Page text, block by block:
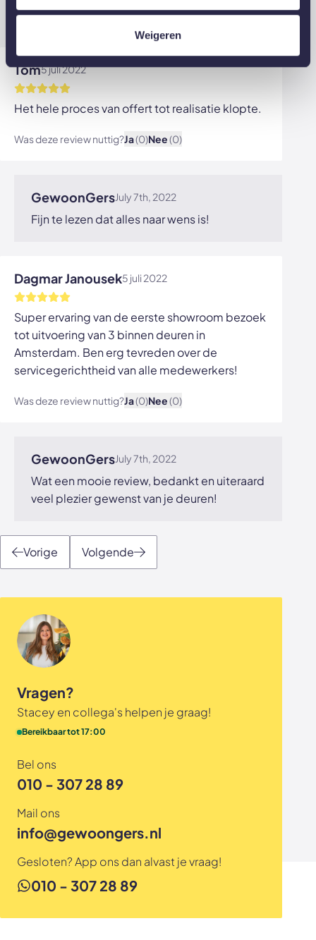
Weigeren
Geniet van je deur!
Tom5 juli 2022
Het hele proces van offert tot realisatie klopte.
Was deze review nuttig?Ja(0)Nee(0)
GewoonGersJuly 7th, 2022
Fijn te lezen dat alles naar wens is!
Dagmar Janousek5 juli 2022
Super ervaring van de eerste showroom bezoek
tot uitvoering van 3 binnen deuren in
Amsterdam. Ben erg tevreden over de
servicegerichtheid van alle medewerkers!
Was deze review nuttig?Ja(0)Nee(0)
GewoonGersJuly 7th, 2022
Wat een mooie review, bedankt en uiteraard
veel plezier gewenst van je deuren!
Vorige Volgende
Vragen?
Stacey en collega's helpen je graag!
Bereikbaar tot 17:00
Bel ons
010 - 307 28 89
Mail ons
info@gewoongers.nl
Gesloten? App ons dan alvast je vraag!
010 - 307 28 89